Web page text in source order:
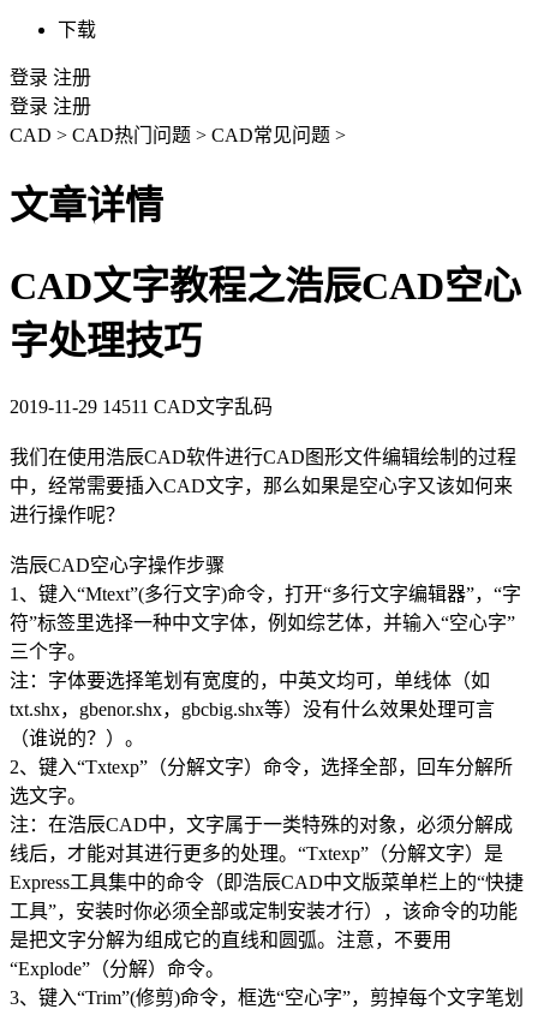
下载
登录 注册
登录 注册
CAD > CAD热门问题 > CAD常见问题 >
文章详情
CAD文字教程之浩辰CAD空心
字处理技巧
2019-11-29 14511 CAD文字乱码
我们在使用浩辰CAD软件进行CAD图形文件编辑绘制的过程
中，经常需要插入CAD文字，那么如果是空心字又该如何来
进行操作呢？
浩辰CAD空心字操作步骤
1、键入“Mtext”(多行文字)命令，打开“多行文字编辑器”，“字
符”标签里选择一种中文字体，例如综艺体，并输入“空心字”
三个字。
注：字体要选择笔划有宽度的，中英文均可，单线体（如
txt.shx，gbenor.shx，gbcbig.shx等）没有什么效果处理可言
（谁说的？）。
2、键入“Txtexp”（分解文字）命令，选择全部，回车分解所
选文字。
注：在浩辰CAD中，文字属于一类特殊的对象，必须分解成
线后，才能对其进行更多的处理。“Txtexp”（分解文字）是
Express工具集中的命令（即浩辰CAD中文版菜单栏上的“快捷
工具”，安装时你必须全部或定制安装才行），该命令的功能
是把文字分解为组成它的直线和圆弧。注意，不要用
“Explode”（分解）命令。
3、键入“Trim”(修剪)命令，框选“空心字”，剪掉每个文字笔划